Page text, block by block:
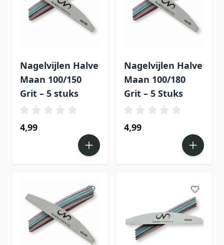
Nagelvijlen Halve
Maan 100/150
Grit – 5 stuks
4,99
Nagelvijlen Halve
Maan 100/180
Grit – 5 Stuks
4,99